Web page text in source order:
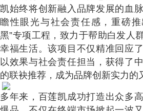
凯始终将创新融入品牌发展的血
瞻性眼光与社会责任感，重磅推
黑”专项工程，致力于帮助白发人
幸福生活。该项目不仅精准回应
以效果与社会责任担当，获得了
的联袂推荐，成为品牌创新实力的
多年来，百莲凯成功打造出众多